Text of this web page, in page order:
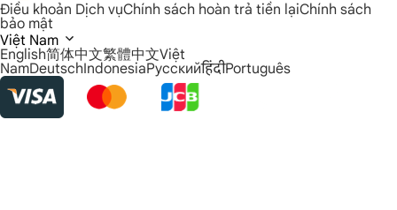
Điều khoản Dịch vụChính sách hoàn trả tiền lạiChính sách
bảo mật
Việt Nam
English简体中文繁體中文Việt
NamDeutschIndonesiaРусскийहिंदीPortuguês